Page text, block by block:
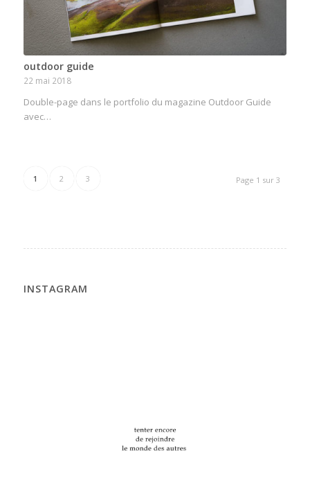
outdoor guide
22 mai 2018
Double-page dans le portfolio du magazine Outdoor Guide
avec…
Page 1 sur 3
1 2 3
INSTAGRAM